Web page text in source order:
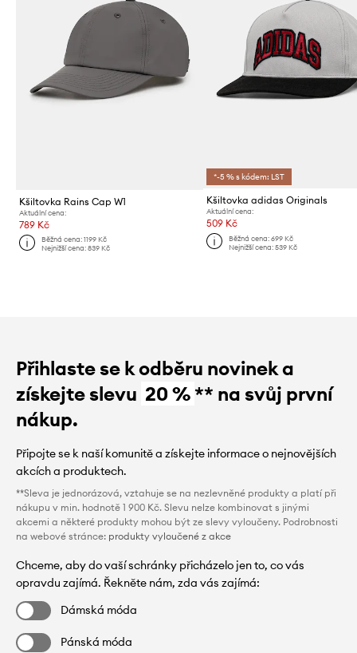
Kšiltovka Rains Cap W1
Aktuální cena:
789 Kč
Běžná cena:1199 Kč
Nejnižší cena:839 Kč
*-5 % s kódem: LST
Kšiltovka adidas Originals
Aktuální cena:
509 Kč
Běžná cena: 699 Kč
Nejnižší cena: 539 Kč
Přihlaste se k odběru novinek a
získejte slevu 20 %** na svůj první
nákup.
Připojte se k naší komunitě a získejte informace o nejnovějších
akcích a produktech.
**Sleva je jednorázová, vztahuje se na nezlevněné produkty a platí při
nákupu v min. hodnotě 1 900 Kč. Slevu nelze kombinovat s jinými
akcemi a některé produkty mohou být ze slevy vyloučeny. Podrobnosti
na webové stránce: produkty vyloučené z akce
Chceme, aby do vaší schránky přicházelo jen to, co vás
opravdu zajímá. Řekněte nám, zda vás zajímá:
Dámská móda
Pánská móda